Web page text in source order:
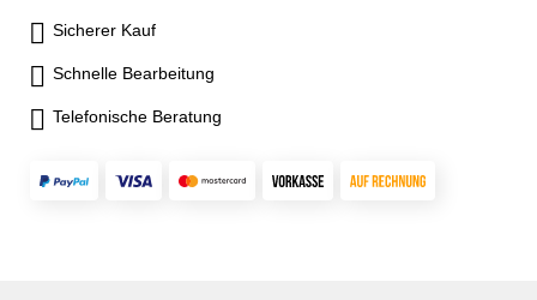
Sicherer Kauf
Schnelle Bearbeitung
Telefonische Beratung